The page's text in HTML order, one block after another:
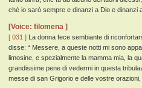
ché io sarò sempre e dinanzi a Dio e dinanzi
[Voice: filomena ]
[ 031 ] La donna fece sembiante di
disse: “ Messere, a queste notti mi sono
limosine, e spezialmente la mamma mia, la
grandissime pene di vedermi in questa
messe di san Grigorio e delle vostre